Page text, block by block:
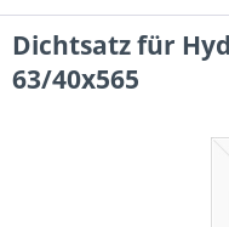
Dichtsatz für
63/40x565